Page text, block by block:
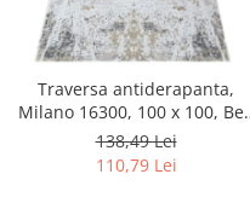
Traversa antiderapanta,
Milano 16300, 100 x 100,
Grosime 4 mm
138,49 Lei
110,79 Lei